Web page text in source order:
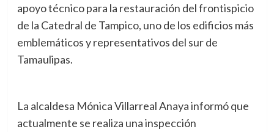
apoyo técnico para la restauración del frontispicio
de la Catedral de Tampico, uno de los edificios más
emblemáticos y representativos del sur de
Tamaulipas.
La alcaldesa Mónica Villarreal Anaya informó que
actualmente se realiza una inspección